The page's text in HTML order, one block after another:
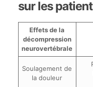
sur les
Effets de la
décompression
neurovertébrale
Soulagement de
la douleur